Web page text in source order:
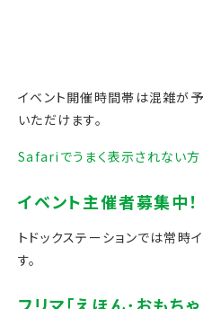
イベント開催時間帯は混雑が
いただけます。
Safariでうまく表示されない方
トドックステーションでは常時
す。